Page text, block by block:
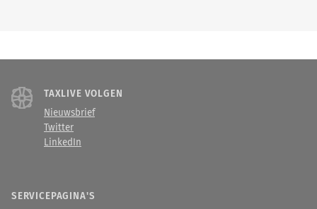
TAXLIVE VOLGEN
Nieuwsbrief
Twitter
LinkedIn
SERVICEPAGINA'S